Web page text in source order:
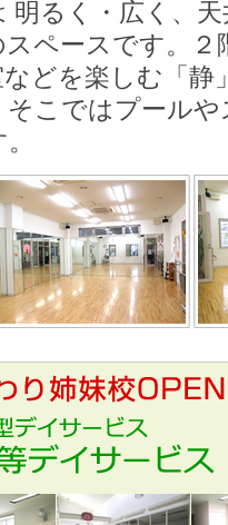
明るく・広く、
スペースです。
どを楽しむ「
そこではプール